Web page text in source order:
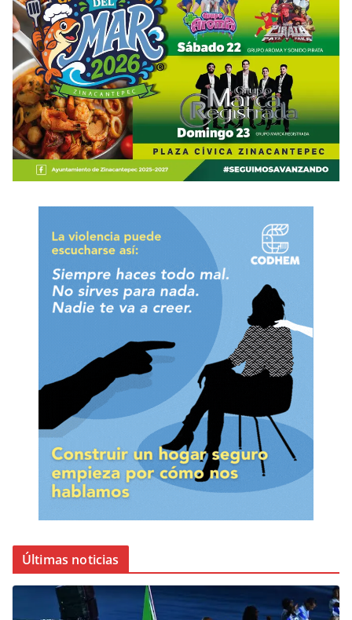
Últimas noticias